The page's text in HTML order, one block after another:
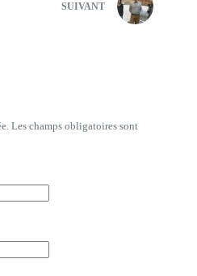
SUIVANT
Les champs obligatoires sont